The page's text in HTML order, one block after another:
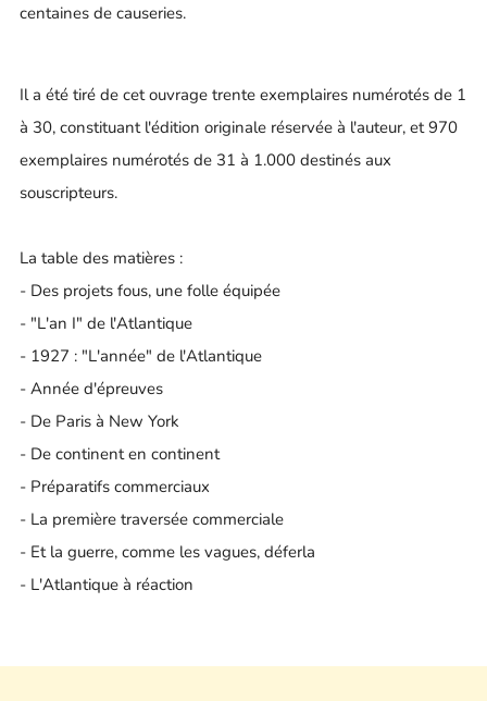
centaines de causeries.
Il a été tiré de cet ouvrage trente exemplaires numérotés de 1
à 30, constituant l'édition originale réservée à l'auteur, et 970
exemplaires numérotés de 31 à 1.000 destinés aux
souscripteurs.
La table des matières :
- Des projets fous, une folle équipée
- "L'an I" de l'Atlantique
- 1927 : "L'année" de l'Atlantique
- Année d'épreuves
- De Paris à New York
- De continent en continent
- Préparatifs commerciaux
- La première traversée commerciale
- Et la guerre, comme les vagues, déferla
- L'Atlantique à réaction